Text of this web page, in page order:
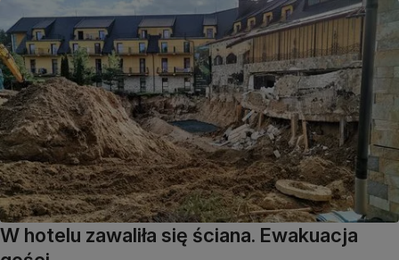
W hotelu zawaliła się ściana. Ewakuacja